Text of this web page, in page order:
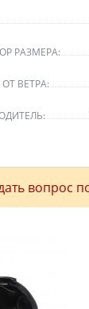
РАЗМЕРА:
ВЕТРА:
вопрос